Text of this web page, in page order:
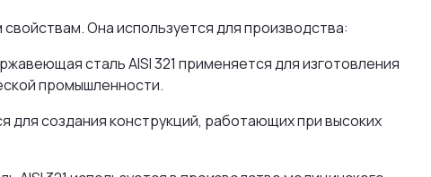
Она используется для производства:
сталь AISI 321 применяется для изготовления
промышленности.
для создания конструкций, работающих при высоких